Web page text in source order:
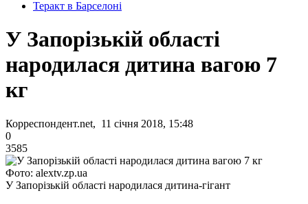
Теракт в Барселоні
У Запорізькій області
народилася дитина вагою 7
кг
Корреспондент.net, 11 січня 2018, 15:48
0
3585
Фото: alextv.zp.ua
У Запорізькій області народилася дитина-гігант